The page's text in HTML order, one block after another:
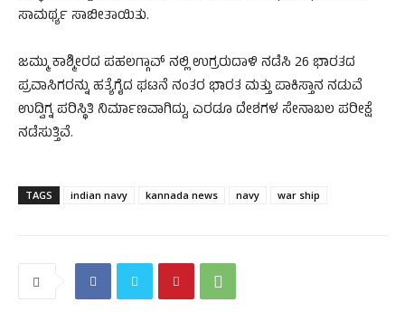
ಸಾಮರ್ಥ್ಯ ಸಾಬೀತಾಯಿತು.
ಜಮ್ಮು ಕಾಶ್ಮೀರದ ಪಹಲಗ್ಗಾವ್ ನಲ್ಲಿ ಉಗ್ರರುದಾಳಿ ನಡೆಸಿ 26 ಭಾರತದ
ಪ್ರವಾಸಿಗರನ್ನು ಹತ್ಯೆಗೈದ ಘಟನೆ ನಂತರ ಭಾರತ ಮತ್ತು ಪಾಕಿಸ್ತಾನ ನಡುವೆ
ಉದ್ವಿಗ್ನ ಪರಿಸ್ಥಿತಿ ನಿರ್ಮಾಣವಾಗಿದ್ದು, ಎರಡೂ ದೇಶಗಳ ಸೇನಾಬಲ ಪರೀಕ್ಷೆ
ನಡೆಸುತ್ತಿವೆ.
TAGS indian navy kannada news navy war ship